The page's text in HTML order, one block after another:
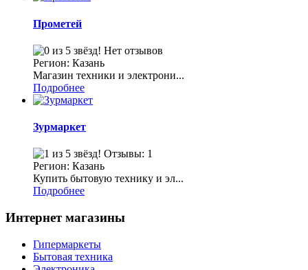
Прометей
Нет отзывов
Регион: Казань
Магазин техники и электрони...
Подробнее
Зурмаркет
Отзывы: 1
Регион: Казань
Купить бытовую технику и эл...
Подробнее
Интернет магазины
Гипермаркеты
Бытовая техника